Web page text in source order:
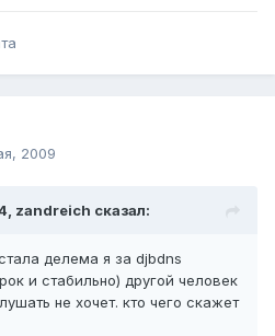
2009
zandreich сказал:
делема я за djbdns
и стабильно) другой человек
не хочет. кто чего скажет